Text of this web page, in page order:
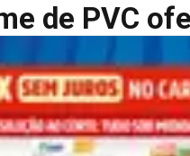
de PVC